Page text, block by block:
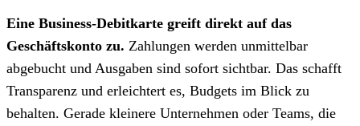
Eine Business-Debitkarte greift direkt auf das
Geschäftskonto zu. Zahlungen werden unmittelbar
abgebucht und Ausgaben sind sofort sichtbar. Das schafft
Transparenz und erleichtert es, Budgets im Blick zu
behalten. Gerade kleinere Unternehmen oder Teams, die